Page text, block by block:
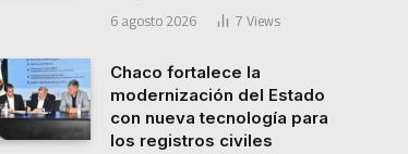
6 agosto 2026 7 Views
Chaco fortalece la
modernización del Estado
con nueva tecnología para
los registros civiles